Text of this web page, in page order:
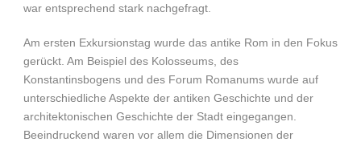
war entsprechend stark nachgefragt.
Am ersten Exkursionstag wurde das antike Rom in den Fokus
gerückt. Am Beispiel des Kolosseums, des
Konstantinsbogens und des Forum Romanums wurde auf
unterschiedliche Aspekte der antiken Geschichte und der
architektonischen Geschichte der Stadt eingegangen.
Beeindruckend waren vor allem die Dimensionen der